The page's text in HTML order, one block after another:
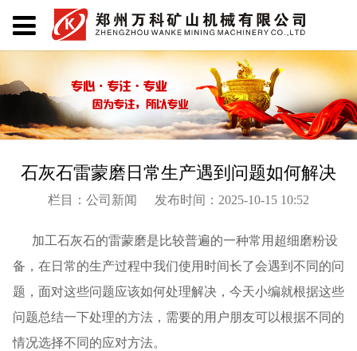
石灰石雷蒙磨日常生产遇到问题如何解决
栏目：公司新闻 发布时间：2025-10-15 10:52
加工石灰石的雷蒙磨是比较普遍的一种常用超细磨粉设
备，在日常的生产过程中我们使用时间长了会遇到不同的问
题，面对这些问题应该如何处理解决，今天小编就根据这些
问题总结一下处理的方法，需要的用户朋友可以根据不同的
情况选择不同的应对方法。